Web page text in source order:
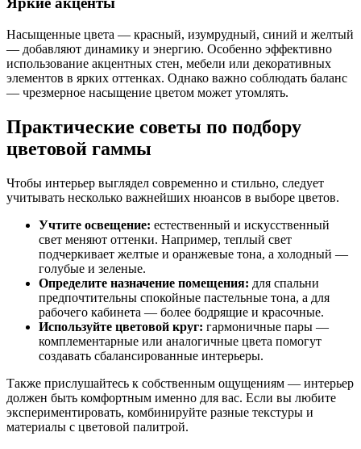
Насыщенные цвета — красный, изумрудный, синий и желтый
— добавляют динамику и энергию. Особенно эффективно
использование акцентных стен, мебели или декоративных
элементов в ярких оттенках. Однако важно соблюдать баланс
— чрезмерное насыщение цветом может утомлять.
Практические советы по подбору
цветовой гаммы
Чтобы интерьер выглядел современно и стильно, следует
учитывать несколько важнейших нюансов в выборе цветов.
Учтите освещение: естественный и искусственный
свет меняют оттенки. Например, теплый свет
подчеркивает желтые и оранжевые тона, а холодный —
голубые и зеленые.
Определите назначение помещения: для спальни
предпочтительны спокойные пастельные тона, а для
рабочего кабинета — более бодрящие и красочные.
Используйте цветовой круг: гармоничные пары —
комплементарные или аналогичные цвета помогут
создавать сбалансированные интерьеры.
Также прислушайтесь к собственным ощущениям — интерьер
должен быть комфортным именно для вас. Если вы любите
экспериментировать, комбинируйте разные текстуры и
материалы с цветовой палитрой.